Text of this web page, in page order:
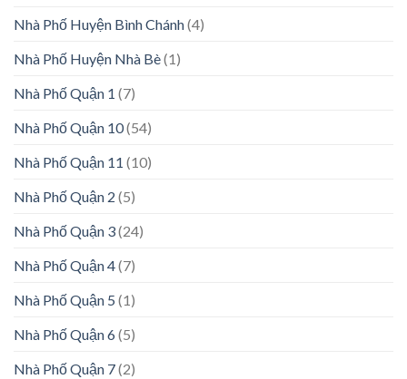
Nhà Phố Huyện Bình Chánh(4)
Nhà Phố Huyện Nhà Bè(1)
Nhà Phố Quận 1 (7)
Nhà Phố Quận 10(54)
Nhà Phố Quận 11 (10)
Nhà Phố Quận 2 (5)
Nhà Phố Quận 3(24)
Nhà Phố Quận 4(7)
Nhà Phố Quận 5 (1)
Nhà Phố Quận 6(5)
Nhà Phố Quận 7(2)